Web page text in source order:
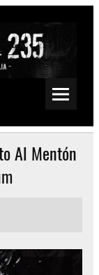
Space, Drone
Al Mentón